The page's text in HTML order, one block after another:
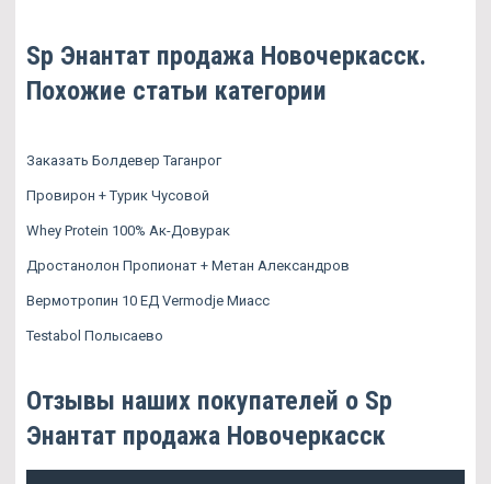
Sp Энантат продажа Новочеркасск.
Похожие статьи категории
Заказать Болдевер Таганрог
Провирон + Турик Чусовой
Whey Protein 100% Ак-Довурак
Дростанолон Пропионат + Метан Александров
Вермотропин 10 ЕД Vermodje Миасс
Testabol Полысаево
Отзывы наших покупателей о Sp
Энантат продажа Новочеркасск